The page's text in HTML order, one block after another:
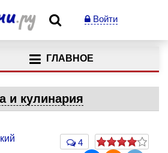
Войти
ГЛАВНОЕ
и кулинария
4